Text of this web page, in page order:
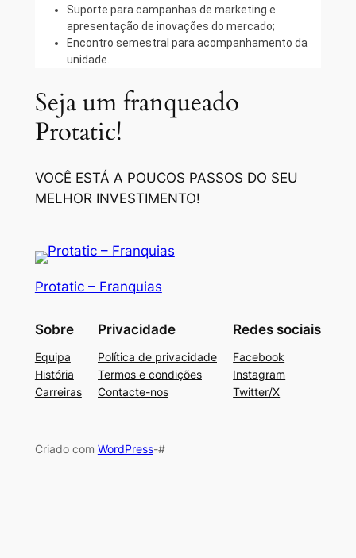
Suporte para campanhas de marketing e
apresentação de inovações do mercado;
Encontro semestral para acompanhamento da
unidade.
Seja um franqueado
Protatic!
VOCÊ ESTÁ A POUCOS PASSOS DO SEU
MELHOR INVESTIMENTO!
Protatic – Franquias
Sobre
Equipa
História
Carreiras
Privacidade
Política de privacidade
Termos e condições
Contacte-nos
Redes sociais
Facebook
Instagram
Twitter/X
Criado com WordPress-#